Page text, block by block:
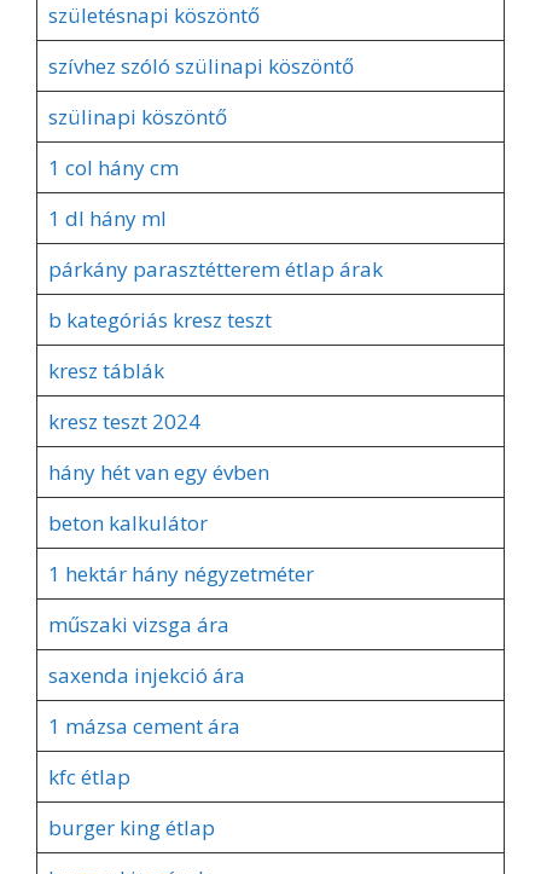
születésnapi köszöntő
szívhez szóló szülinapi köszöntő
szülinapi köszöntő
1 col hány cm
1 dl hány ml
párkány parasztétterem étlap árak
b kategóriás kresz teszt
kresz táblák
kresz teszt 2024
hány hét van egy évben
beton kalkulátor
1 hektár hány négyzetméter
műszaki vizsga ára
saxenda injekció ára
1 mázsa cement ára
kfc étlap
burger king étlap